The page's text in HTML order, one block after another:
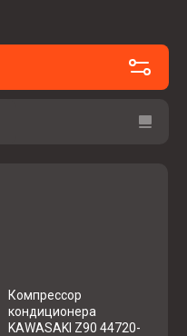
Компрессор
кондиционера
KAWASAKI Z90 44720-